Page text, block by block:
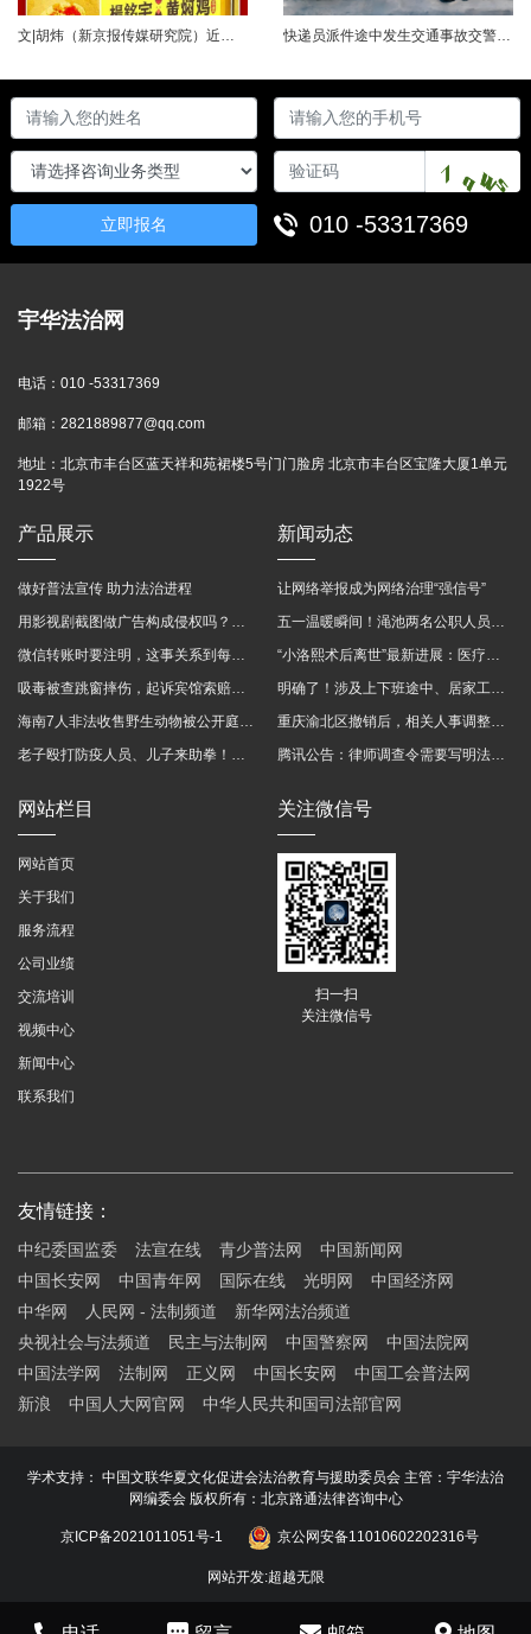
文|胡炜（新京报传媒研究院）近日，《经济参考报》的一篇关于婴幼儿纸尿裤的调查报道引爆舆论。涉事品牌、检测机构、行业协会先后发声，各方说法相互矛盾，公众焦虑情绪持续发酵。当事件陷入“罗生门”时，有一种声音悄然流传：媒体盯着问题不放，是在刻意挑刺，就是“找茬”。真是这样吗？中国行业报协会于6月23日公开发声，明确支持《经济参考报》的舆论监督行为，并呼吁社会各界支持媒体监督，推动行业规范与治理升级。 0...... 快递员派件途中发生交通事故交警部门认定全责公司赔付93万余元后一纸诉状向快递员全额追偿交通事故全责是否等同于法律上的重大过失用人单位赔付后能否向员工追偿基本案情快递员张某与某服务外包有限公司存在劳动关系。某日，张某派送快递途经施工路段，现场围挡占据大半道路，张某驾驶快递三轮车紧贴施工围挡行驶，在行驶过程中与对向驾驶二轮摩托车的罗某发生碰撞引发事故，致罗某、卢某受伤及车辆受损，卢某伤情严重。交警部门......
立即报名 010 -53317369
宇华法治网
电话： 010 -53317369
邮箱： 2821889877@qq.com
地址： 北京市丰台区蓝天祥和苑裙楼5号门门脸房 北京市丰台区宝隆大厦1单元
1922号
产品展示
做好普法宣传 助力法治进程
用影视剧截图做广告构成侵权吗？法院这样判
微信转账时要注明，这事关系到每个人……
吸毒被查跳窗摔伤，起诉宾馆索赔，法院这样判！
海南7人非法收售野生动物被公开庭审 涉案金额2100多万
老子殴打防疫人员、儿子来助拳！均被判刑
新闻动态
让网络举报成为网络治理“强信号”
五一温暖瞬间！渑池两名公职人员，路遇车祸挺身而出
“小洛熙术后离世”最新进展：医疗事故鉴定已启动
明确了！涉及上下班途中、居家工作等，这些情形可认定工伤→
重庆渝北区撤销后，相关人事调整再披露
腾讯公告：律师调查令需要写明法官手机号，2025年12月31日后施行
网站栏目
网站首页
关于我们
服务流程
公司业绩
交流培训
视频中心
新闻中心
联系我们
关注微信号
扫一扫
关注微信号
友情链接：
中纪委国监委 法宣在线 青少普法网
中国新闻网
中国长安网
中国青年网 国际在线 光明网
中国经济网
中华网
人民网 - 法制频道
新华网法治频道
央视社会与法频道
民主与法制网 中国警察网
中国法院网
中国法学网
法制网 正义网 中国长安网
中国工会普法网
新浪
中国人大网官网 中华人民共和国司法部官网
学术支持： 中国文联华夏文化促进会法治教育与援助委员会 主管：宇华法治
网编委会 版权所有：北京路通法律咨询中心
京ICP备2021011051号-1 京公网安备11010602202316号
网站开发:超越无限